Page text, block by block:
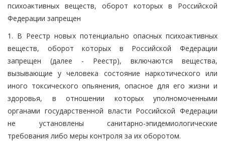
психоактивных веществ, оборот которых в Российской
Федерации запрещен
1. В Реестр новых потенциально опасных психоактивных
веществ, оборот которых в Российской Федерации
запрещен (далее - Реестр), включаются вещества,
вызывающие у человека состояние наркотического или
иного токсического опьянения, опасное для его жизни и
здоровья, в отношении которых уполномоченными
органами государственной власти Российской Федерации
не установлены санитарно-эпидемиологические
требования либо меры контроля за их оборотом.